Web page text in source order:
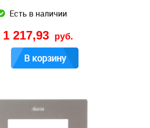
Есть в наличии
1 217,93 руб.
В корзину